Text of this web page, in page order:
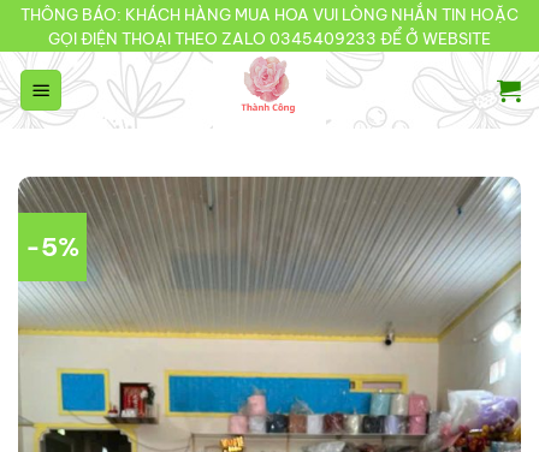
Bỏ
qua
nội
dung
THÔNG BÁO: KHÁCH HÀNG MUA HOA VUI LÒNG NHẮN TIN HOẶC
GỌI ĐIỆN THOẠI THEO ZALO 0345409233 ĐỂ Ở WEBSITE
-5%